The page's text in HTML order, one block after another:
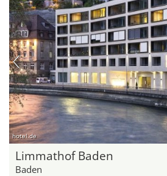
hotel.de
Limmathof Baden
Baden